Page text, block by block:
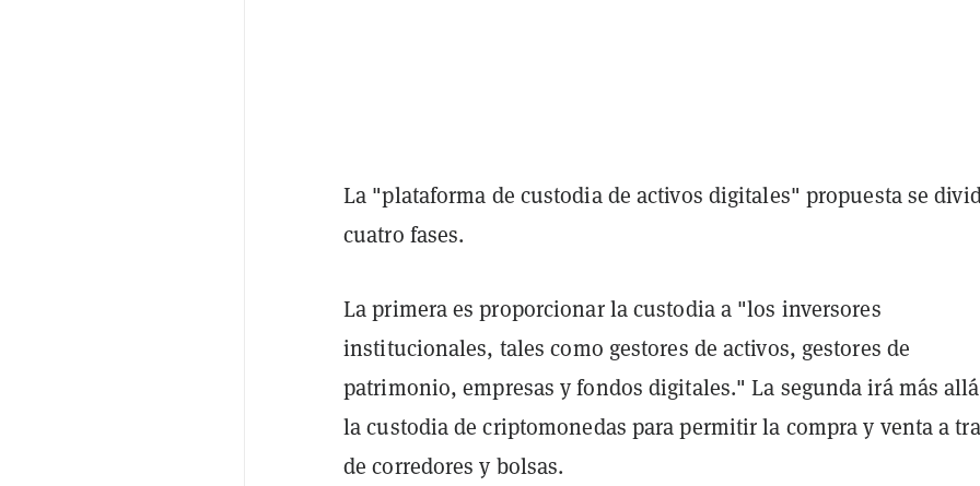
La "plataforma de custodia de activos digitales" propuesta se
cuatro fases.
La primera es proporcionar la custodia a "los inversores
institucionales, tales como gestores de activos, gestores de
patrimonio, empresas y fondos digitales." La segunda irá más
la custodia de criptomonedas para permitir la compra y venta a
de corredores y bolsas.